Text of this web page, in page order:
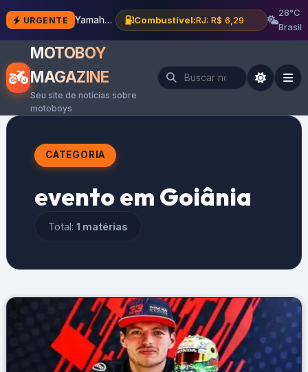
URGENTE Yamaha investe R$ 15 mi e moderniza fábrica em Manaus Combustível:RJ: R$ 6,29
28°C
Brasil
MOTOBOY
MAGAZINE
Seu site de notícias sobre
motoboys
CATEGORIA
evento em Goiânia
Total:1 matérias